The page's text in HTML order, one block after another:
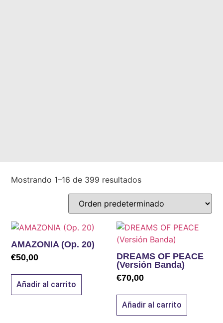
Mostrando 1–16 de 399 resultados
AMAZONIA (Op. 20)
€50,00
Añadir al carrito
DREAMS OF PEACE
(Versión Banda)
€70,00
Añadir al carrito